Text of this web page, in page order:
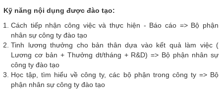
Kỹ năng nội dụng được đào tạo:
Cách tiếp nhận công việc và thực hiện - Báo cáo => Bộ phận
nhân sự công ty đào tạo
Tinh lương thưởng cho bản thân dựa vào kết quả làm việc (
Lương cơ bản + Thưởng dt/tháng + R&D) => Bộ phận nhân sự
công ty đào tạo
Học tập, tìm hiểu về công ty, các bộ phận trong công ty => Bộ
phận nhân sự công ty đào tạo